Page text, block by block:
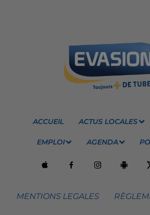
ACCUEIL ACTUS LOCALES
EMPLOI AGENDA
MENTIONS LEGALES